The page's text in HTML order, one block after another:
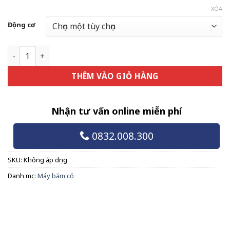
Động cơ
XÓA
Máy băm cỏ C250 số lượng
THÊM VÀO GIỎ HÀNG
Nhận tư vấn online miễn phí
0832.008.300
SKU: Không áp dụng
Danh mục: Máy băm cỏ